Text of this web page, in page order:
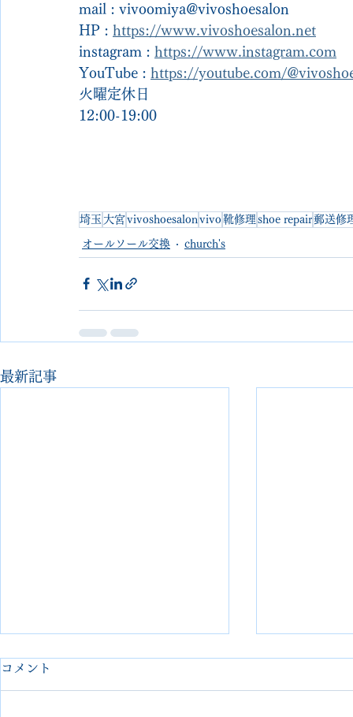
mail : vivoomiya@vivoshoesalon
HP : https://www.vivoshoesalon.net
instagram : https://www.instagram.com
YouTube : https://youtube.com/
火曜定休日
12:00-19:00
埼玉 大宮vivoshoesalon vivo靴修理 shoe repair郵送修
オールソール交換 church's
最新記事
コメント